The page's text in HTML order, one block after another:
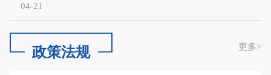
04-21
政策法规 更多>